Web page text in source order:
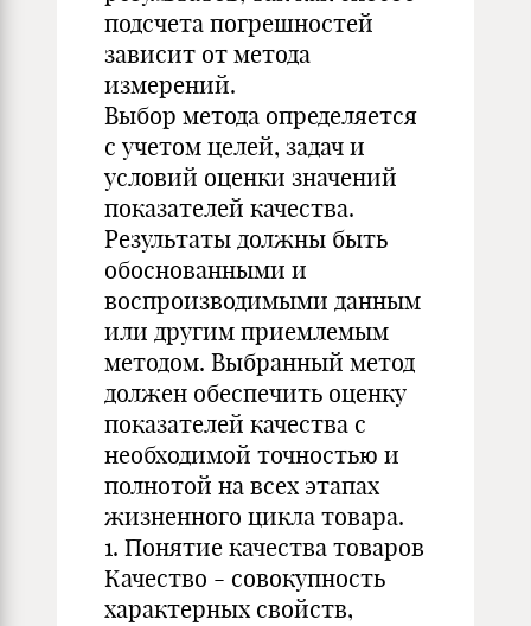
подсчета погрешностей
зависит от метода
измерений.
Выбор метода определяется
с учетом целей, задач и
условий оценки значений
показателей качества.
Результаты должны быть
обоснованными и
воспроизводимыми данным
или другим приемлемым
методом. Выбранный метод
должен обеспечить оценку
показателей качества с
необходимой точностью и
полнотой на всех этапах
жизненного цикла товара.
1. Понятие качества товаров
Качество - совокупность
характерных свойств,